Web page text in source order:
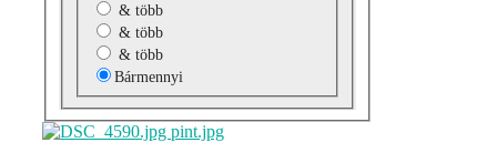
& több
& több
& több
Bármennyi